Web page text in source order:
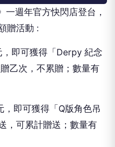
一週年官方快閃店登台，
贈活動 :
即可獲得「Derpy 紀念
乙次，不累贈；數量有
即可獲得「Q版角色吊
，可累計贈送；數量有